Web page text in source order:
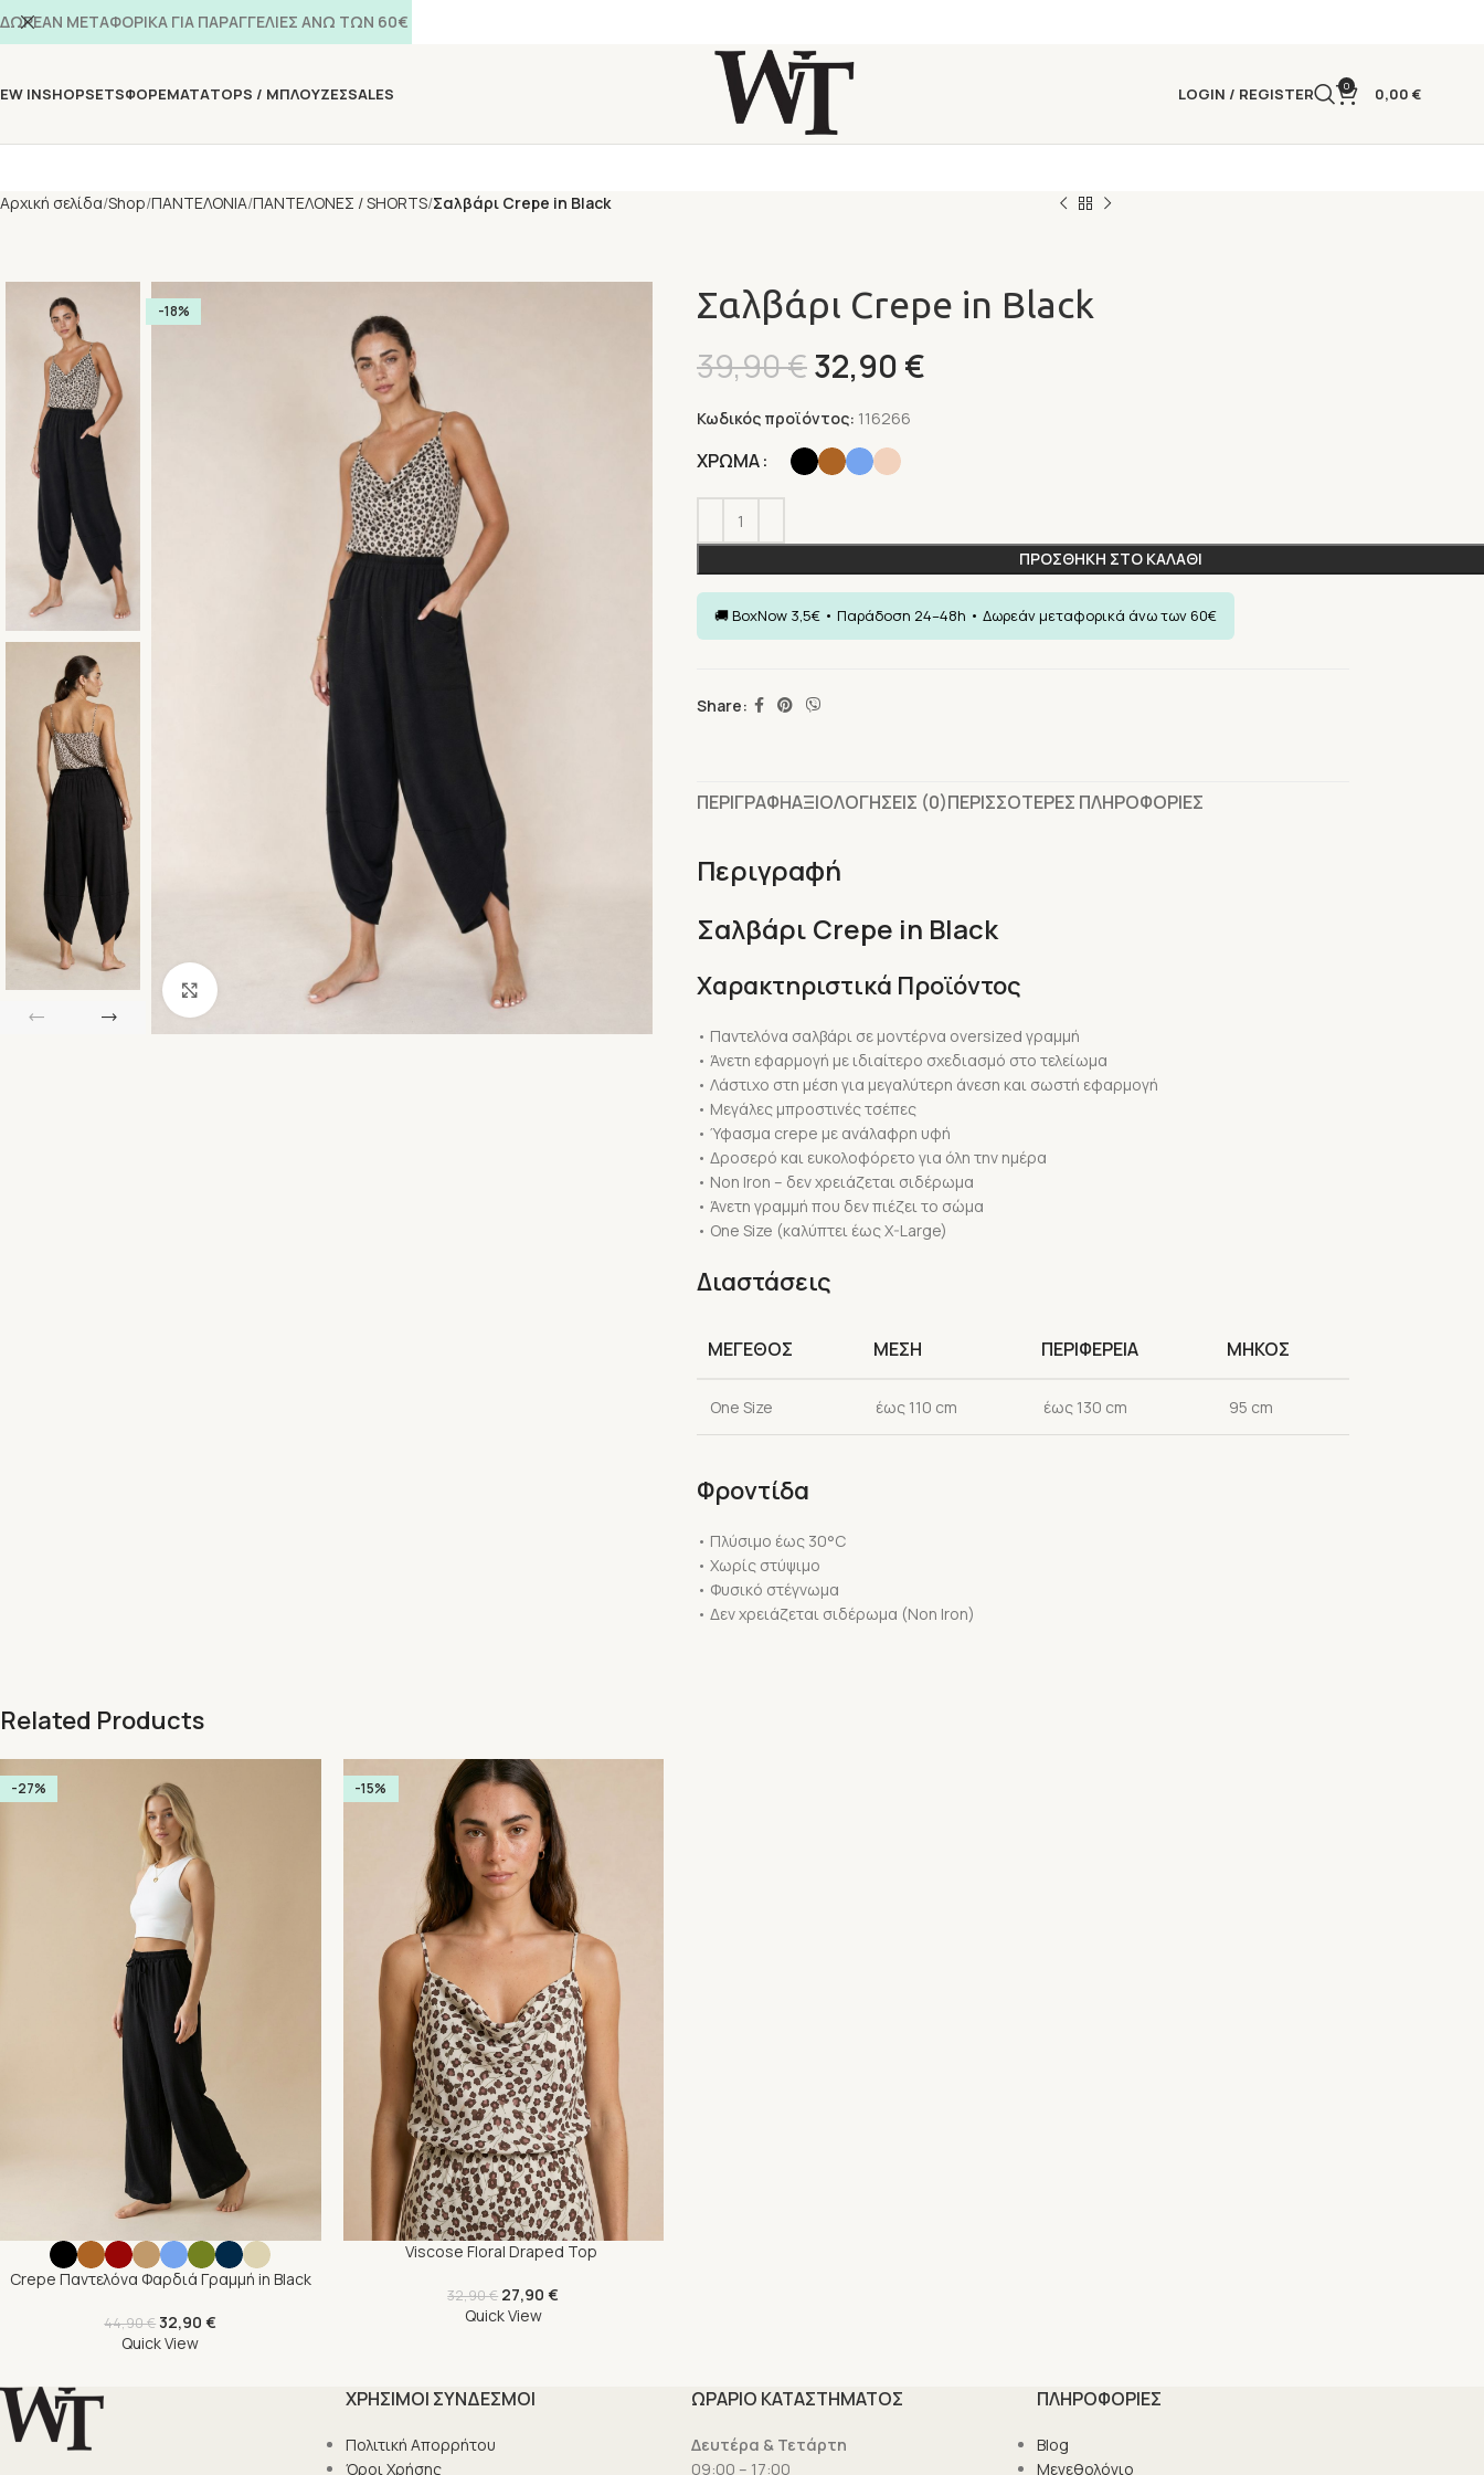
INSHOPSETSΦΟΡΕΜΑΤΑTOPS / ΜΠΛΟΥΖΕΣSALES LOGIN / REGISTER 0 0,00 €
Αρχική σελίδα Shop ΠΑΝΤΕΛΟΝΙΑ ΠΑΝΤΕΛΟΝΕΣ / SHORTS Σαλβάρι Crepe in Black
-18%
Click to enlarge
Σαλβάρι Crepe in Black
39,90€32,90 €
Κωδικός προϊόντος: 116266
ΧΡΩΜΑ
ΠΡΟΣΘΗΚΗ ΣΤΟ ΚΑΛΑΘΙ
Alternative:
Share:
ΠΕΡΙΓΡΑΦΗΑΞΙΟΛΟΓΗΣΕΙΣ (0)ΠΕΡΙΣΣΟΤΕΡΕΣ ΠΛΗΡΟΦΟΡΙΕΣ
Περιγραφή
Σαλβάρι Crepe in Black
Χαρακτηριστικά Προϊόντος
• Παντελόνα σαλβάρι σε μοντέρνα oversized γραμμή
• Άνετη εφαρμογή με ιδιαίτερο σχεδιασμό στο τελείωμα
• Λάστιχο στη μέση για μεγαλύτερη άνεση και σωστή εφαρμογή
• Μεγάλες μπροστινές τσέπες
• Ύφασμα crepe με ανάλαφρη υφή
• Δροσερό και ευκολοφόρετο για όλη την ημέρα
• Non Iron – δεν χρειάζεται σιδέρωμα
• Άνετη γραμμή που δεν πιέζει το σώμα
• One Size (καλύπτει έως X-Large)
Διαστάσεις
ΜΕΓΕΘΟΣ ΜΕΣΗ ΠΕΡΙΦΕΡΕΙΑ ΜΗΚΟΣ
One Size έως 110 cm έως 130 cm 95 cm
Φροντίδα
• Πλύσιμο έως 30°C
• Χωρίς στύψιμο
• Φυσικό στέγνωμα
• Δεν χρειάζεται σιδέρωμα (Non Iron)
Related Products
-27%
Crepe Παντελόνα Φαρδιά Γραμμή in Black
44,90€32,90€
Quick View
-15%
Viscose Floral Draped Top
32,90€ 27,90€
Quick View
ΧΡΗΣΙΜΟΙ ΣΥΝΔΕΣΜΟΙ
Πολιτική Απορρήτου
Όροι Χρήσης
ΩΡΑΡΙΟ ΚΑΤΑΣΤΗΜΑΤΟΣ
Δευτέρα & Τετάρτη
09:00 – 17:00
ΠΛΗΡΟΦΟΡΙΕΣ
Blog
Μεγεθολόγιο
ΔΩΡΕΑΝ ΜΕΤΑΦΟΡΙΚΑ ΓΙΑ ΠΑΡΑΓΓΕΛΙΕΣ ΑΝΩ ΤΩΝ 60€